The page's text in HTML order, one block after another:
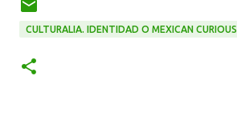
CULTURALIA. IDENTIDAD O MEXICAN CURIOUS